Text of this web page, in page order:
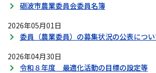
砺波市農業委員会委員名簿
2026年05月01日
委員（農業委員）の募集状況の公表につい
2026年04月30日
令和８年度 最適化活動の目標の設定等